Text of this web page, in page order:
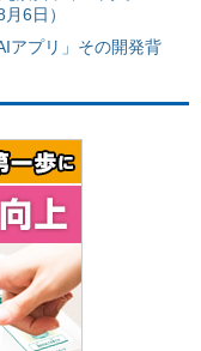
6日）
アプリ」その開発背